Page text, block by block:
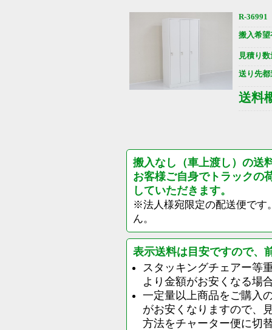
R-36991
搬入希望
見積り数
送り先都
送料
搬入なし（車上渡し）の送
お客様ご自身でトラックの
していただきます。
※法人様宛限定の配送便です
ん。
表示送料は目安ですので、
スタッキングチェアー等
より金額がお安くなる場
一定量以上商品をご購入
がお安くなりますので、
方法をチャーター便に切